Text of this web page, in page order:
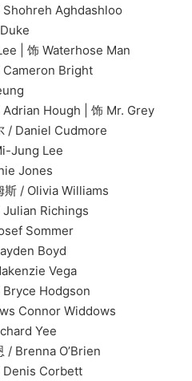
Aghdashloo
Waterhose Man
Bright
Hough | 饰 Mr. Grey
Cudmore
Lee
Jones
Williams
Richings
Sommer
Boyd
Vega
Hodgson
Widdows
Yee
O’Brien
Corbett